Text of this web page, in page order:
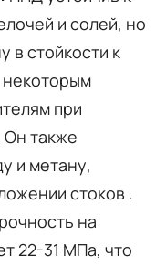
и солей, но
в стойкости к
некоторым
при
Он также
и метану,
стоков .
на
22-31 МПа, что